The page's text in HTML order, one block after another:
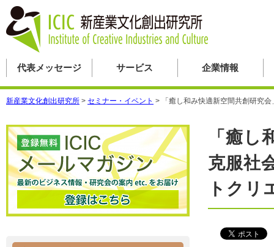
代表メッセージ サービス 企業情報
新産業文化創出研究所 > セミナー・イベント > 「癒し和み快適新空間共創研究
「癒
克服社
トク